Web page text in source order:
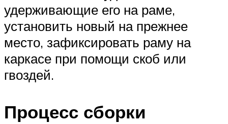
удерживающие его на раме,
установить новый на прежнее
место, зафиксировать раму на
каркасе при помощи скоб или
гвоздей.
Процесс сборки